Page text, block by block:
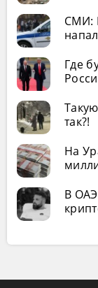
СМИ:
Где
так?!
На
В